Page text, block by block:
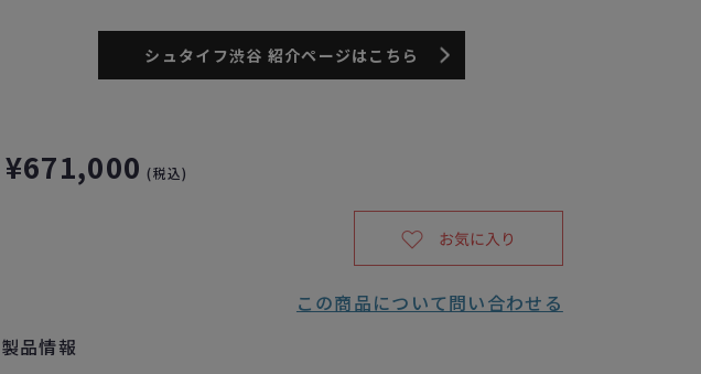
シュタイフ渋谷 紹介ページはこちら
¥671,000 (税込)
この商品について問い合わせる
製品情報